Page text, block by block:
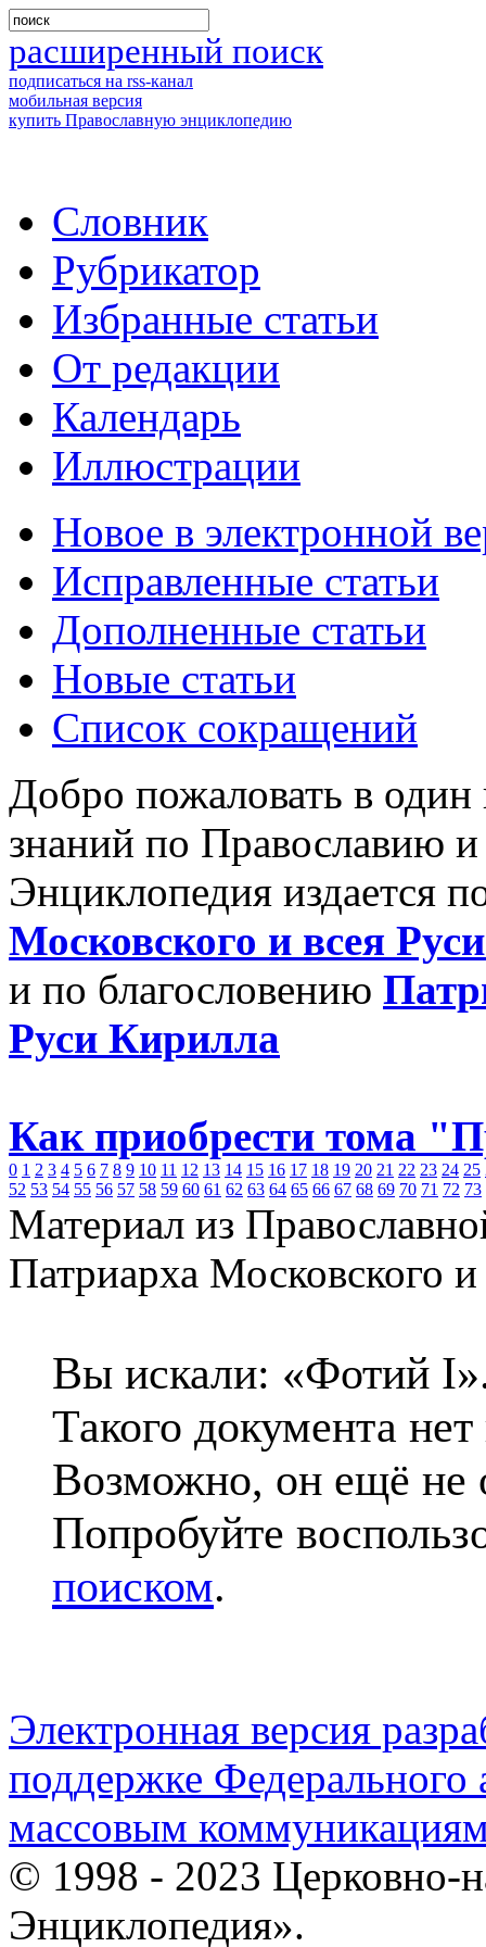
расширенный поиск
подписаться на rss-канал
мобильная версия
купить Православную энциклопедию
Словник
Рубрикатор
Избранные статьи
От редакции
Календарь
Иллюстрации
Новое в электронной
Исправленные статьи
Дополненные статьи
Новые статьи
Список сокращений
Добро пожаловать в
знаний по Православию
Энциклопедия издается
Московского и всея
и по благословению
Руси Кирилла
Как приобрести тома
0 1 2 3 4 5 6 7 8 9 10 11 12 13 14 15 16 17 18 19 20 21 22 23 24 25
52 53 54 55 56 57 58 59 60 61 62 63 64 65 66 67 68 69 70 71 72 73
Материал из
Патриарха Московского
Вы искали: «Фотий
Такого документа
Возможно, он ещё не
Попробуйте
поиском.
Электронная версия
поддержке Федерального
массовым
© 1998 - 2023 Церковно-
Энциклопедия».